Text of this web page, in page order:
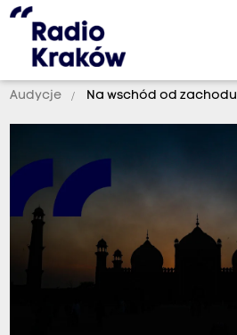
Audycje Na wschód od zachodu